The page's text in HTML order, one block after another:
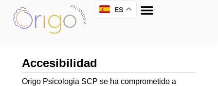
ES
Accesibilidad
Origo Psicologia SCP se ha comprometido a